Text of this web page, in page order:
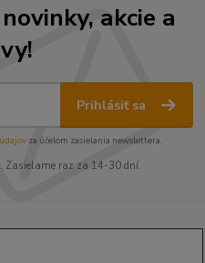
akcie a
Prihlásiť sa
za účelom zasielania newslettera.
Zasielame raz za 14-30 dní.